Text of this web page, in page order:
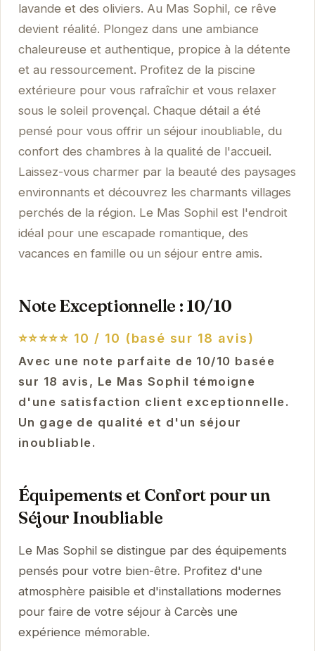
lavande et des oliviers. Au Mas Sophil, ce rêve
devient réalité. Plongez dans une ambiance
chaleureuse et authentique, propice à la détente
et au ressourcement. Profitez de la piscine
extérieure pour vous rafraîchir et vous relaxer
sous le soleil provençal. Chaque détail a été
pensé pour vous offrir un séjour inoubliable, du
confort des chambres à la qualité de l'accueil.
Laissez-vous charmer par la beauté des paysages
environnants et découvrez les charmants villages
perchés de la région. Le Mas Sophil est l'endroit
idéal pour une escapade romantique, des
vacances en famille ou un séjour entre amis.
Note Exceptionnelle : 10/10
⭐⭐⭐⭐⭐ 10 / 10 (basé sur 18 avis)
Avec une note parfaite de 10/10 basée
sur 18 avis, Le Mas Sophil témoigne
d'une satisfaction client exceptionnelle.
Un gage de qualité et d'un séjour
inoubliable.
Équipements et Confort pour un
Séjour Inoubliable
Le Mas Sophil se distingue par des équipements
pensés pour votre bien-être. Profitez d'une
atmosphère paisible et d'installations modernes
pour faire de votre séjour à Carcès une
expérience mémorable.